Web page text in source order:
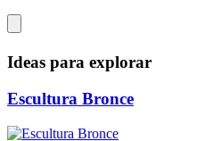
Ideas para explorar
Escultura Bronce